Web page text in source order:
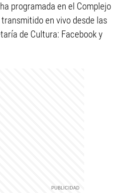
programada en el Complejo
en vivo desde las
de Cultura: Facebook y